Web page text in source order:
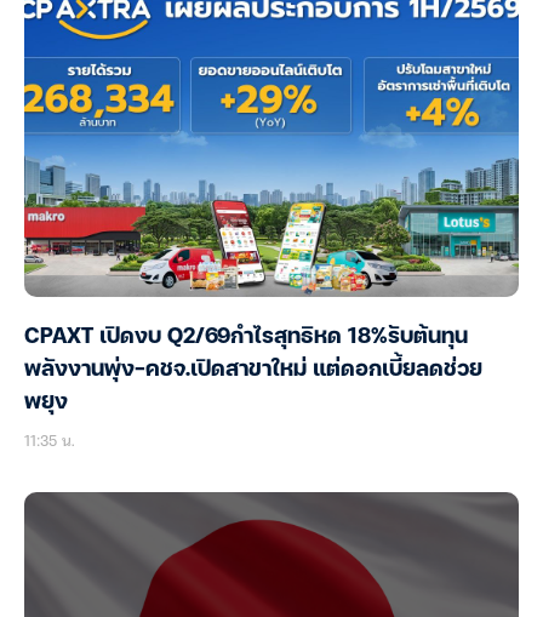
CPAXT เปิดงบ Q2/69กำไรสุทธิหด 18%รับต้นทุน
พลังงานพุ่ง-คชจ.เปิดสาขาใหม่ แต่ดอกเบี้ยลดช่วย
พยุง
11:35 น.